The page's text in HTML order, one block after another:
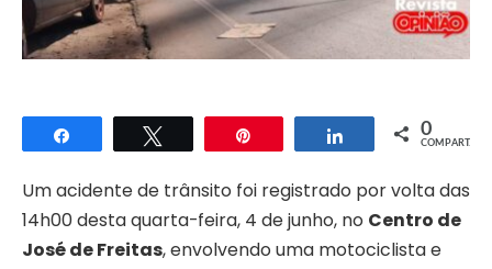
Compartilhar Compartilhar
0
COMPART.
Um acidente de trânsito foi registrado por volta das
14h00 desta quarta-feira, 4 de junho, no Centro de
José de Freitas, envolvendo uma motociclista e